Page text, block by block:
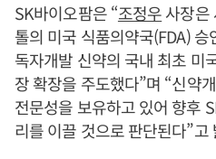
SK바이오팜은 “조정우사장은
톨의 미국 식품의약국(FDA)
독자개발 신약의 국내 최초 미
장 확장을 주도했다”며 “신약
전문성을 보유하고 있어 향후
리를 이끌 것으로 판단된다”고